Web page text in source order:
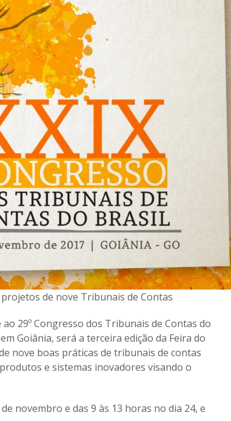
de nove Tribunais de Contas
29º Congresso dos Tribunais de Contas do
Goiânia, será a terceira edição da Feira do
nove boas práticas de tribunais de contas
e sistemas inovadores visando o
novembro e das 9 às 13 horas no dia 24, e